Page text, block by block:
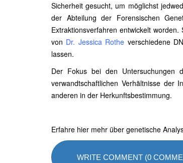
Sicherheit gesucht, um möglichst
der Abteilung der Forensischen
Extraktionsverfahren entwickelt
von Dr. Jessica Rothe verschiedene
lassen.
Der Fokus bei den Untersuchungen
verwandtschaftlichen Verhältnisse der
anderen in der Herkunftsbestimmung.
Erfahre hier mehr über genetische
WRITE COMMENT (0